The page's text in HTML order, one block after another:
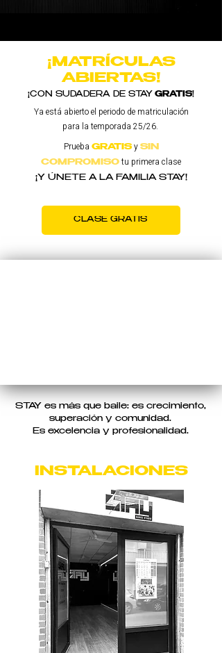
¡MATRÍCULAS
ABIERTAS!
¡CON SUDADERA DE STAY GRATIS!
Ya está abierto el periodo de matriculación
para la temporada 25/26.
Prueba GRATIS y SIN
COMPROMISO tu primera clase
¡Y ÚNETE A LA FAMILIA STAY!
CLASE GRATIS
STAY es más que baile: es crecimiento,
superación y comunidad.
Es excelencia y profesionalidad.
INSTALACIONES